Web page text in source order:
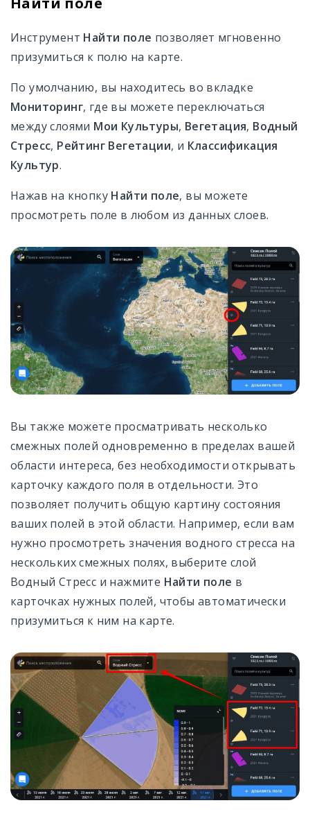
Инструмент Найти поле позволяет мгновенно
призумиться к полю на карте.
По умолчанию, вы находитесь во вкладке
Мониторинг, где вы можете переключаться
между слоями Мои Культуры, Вегетация, Водный
Стресс, Рейтинг Вегетации, и Классификация
Культур.
Нажав на кнопку Найти поле, вы можете
просмотреть поле в любом из данных слоев.
Вы также можете просматривать несколько
смежных полей одновременно в пределах вашей
области интереса, без необходимости открывать
карточку каждого поля в отдельности. Это
позволяет получить общую картину состояния
ваших полей в этой области. Например, если вам
нужно просмотреть значения водного стресса на
нескольких смежных полях, выберите слой
Водный Стресс и нажмите Найти поле в
карточках нужных полей, чтобы автоматически
призумиться к ним на карте.